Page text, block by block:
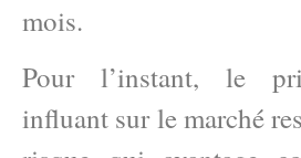
mois.
Pour l’instant, le
influant sur le marché